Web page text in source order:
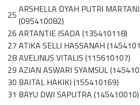
25 ARSHELLA DYAH PUTRI MARTANI
(095410082)
26 ARTANTIE ISADA (135410118)
27 ATIKA SELLI HASSANAH
28AVELINUS VITALIS (115610107)
29 AZIAN ASWARI SYAMSUL
30 BAITAL HAKIKI (155410169)
31 BAYU DWI SAPUTRA (145410010)